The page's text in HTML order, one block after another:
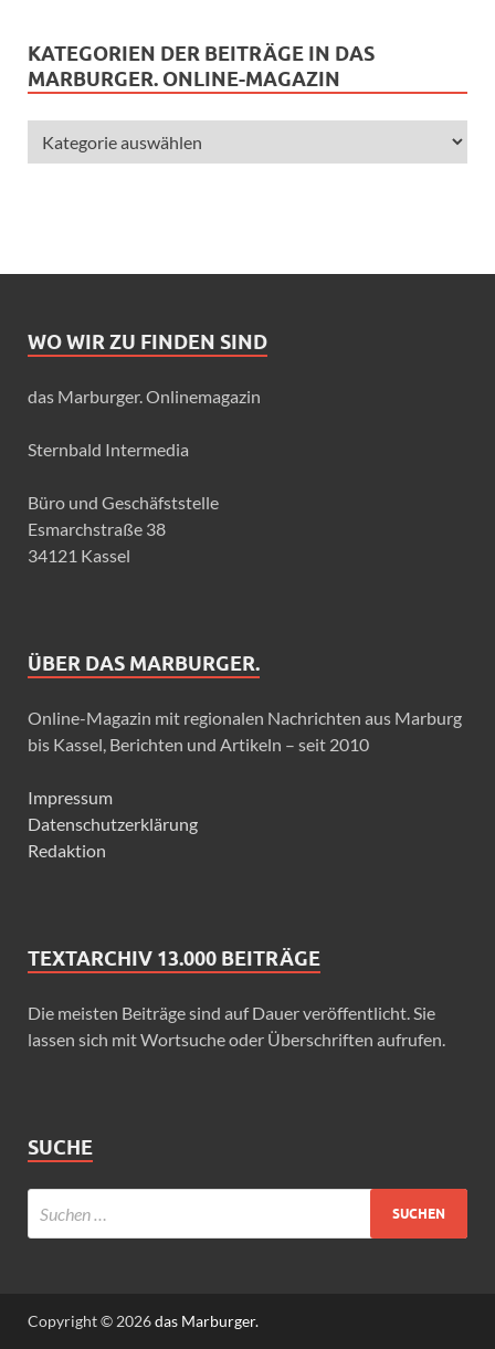
KATEGORIEN DER BEITRÄGE IN DAS
MARBURGER. ONLINE-MAGAZIN
WO WIR ZU FINDEN SIND
das Marburger. Onlinemagazin
Sternbald Intermedia
Büro und Geschäfststelle
Esmarchstraße 38
34121 Kassel
ÜBER DAS MARBURGER.
Online-Magazin mit regionalen Nachrichten aus Marburg
bis Kassel, Berichten und Artikeln – seit 2010
Impressum
Datenschutzerklärung
Redaktion
TEXTARCHIV 13.000 BEITRÄGE
Die meisten Beiträge sind auf Dauer veröffentlicht. Sie
lassen sich mit Wortsuche oder Überschriften aufrufen.
SUCHE
Copyright © 2026das Marburger.